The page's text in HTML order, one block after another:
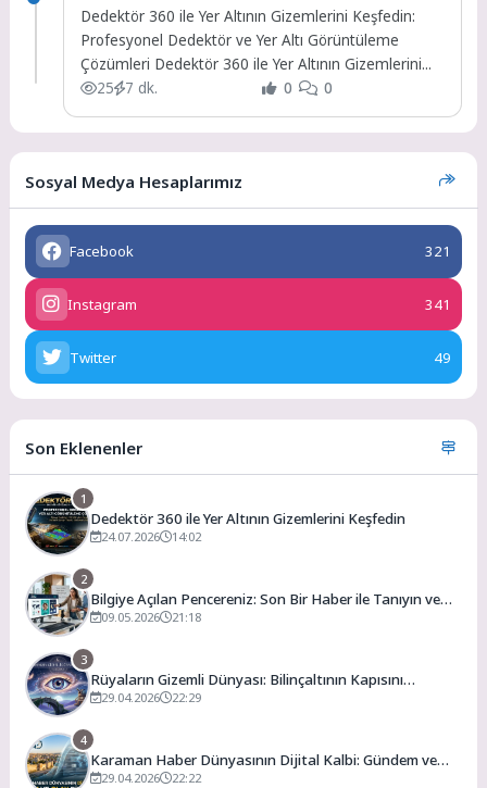
Dedektör 360 ile Yer Altının Gizemlerini Keşfedin:
Profesyonel Dedektör ve Yer Altı Görüntüleme
Çözümleri Dedektör 360 ile Yer Altının Gizemlerini...
25
7 dk. 0 0
Sosyal Medya Hesaplarımız
Facebook 321
Instagram 341
Twitter 49
Son Eklenenler
1
Dedektör 360 ile Yer Altının Gizemlerini Keşfedin
24.07.2026 14:02
2
Bilgiye Açılan Pencereniz: Son Bir Haber ile Tanıyın ve
Keşfedin
09.05.2026 21:18
3
Rüyaların Gizemli Dünyası: Bilinçaltının Kapısını
Aralamak
29.04.2026 22:29
4
Karaman Haber Dünyasının Dijital Kalbi: Gündem ve
Olay
29.04.2026 22:22